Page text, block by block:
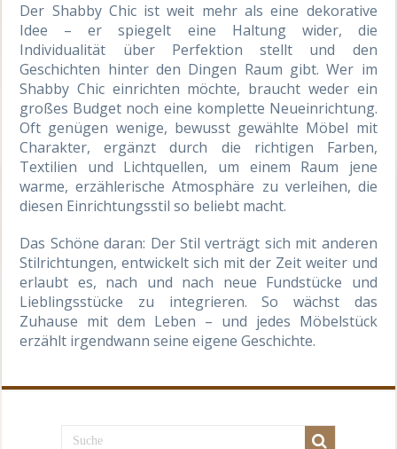
Der Shabby Chic ist weit mehr als eine dekorative
Idee – er spiegelt eine Haltung wider, die
Individualität über Perfektion stellt und den
Geschichten hinter den Dingen Raum gibt. Wer im
Shabby Chic einrichten möchte, braucht weder ein
großes Budget noch eine komplette Neueinrichtung.
Oft genügen wenige, bewusst gewählte Möbel mit
Charakter, ergänzt durch die richtigen Farben,
Textilien und Lichtquellen, um einem Raum jene
warme, erzählerische Atmosphäre zu verleihen, die
diesen Einrichtungsstil so beliebt macht.
Das Schöne daran: Der Stil verträgt sich mit anderen
Stilrichtungen, entwickelt sich mit der Zeit weiter und
erlaubt es, nach und nach neue Fundstücke und
Lieblingsstücke zu integrieren. So wächst das
Zuhause mit dem Leben – und jedes Möbelstück
erzählt irgendwann seine eigene Geschichte.